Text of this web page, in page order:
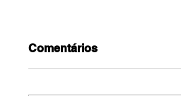
Comentários